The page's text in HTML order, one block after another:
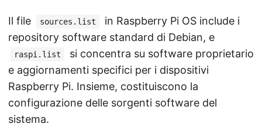
Il file sources.list
in Raspberry Pi OS include i
repository software standard di Debian, e
raspi.list
si concentra su software proprietario
e aggiornamenti specifici per i dispositivi
Raspberry Pi. Insieme, costituiscono la
configurazione delle sorgenti software del
sistema.